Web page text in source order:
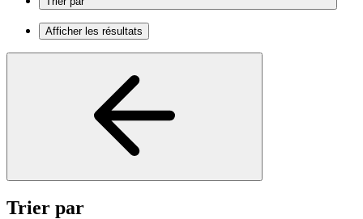
Afficher les résultats
Trier par